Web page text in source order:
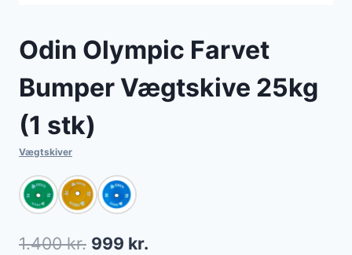
Odin Olympic Farvet
Bumper Vægtskive 25kg
(1 stk)
Vægtskiver
1.400kr. Den
999 kr.